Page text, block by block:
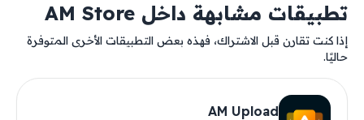
تطبيقات مشابهة داخل AM Store
إذا كنت تقارن قبل الاشتراك، فهذه بعض التطبيقات الأخرى المتوفرة
حاليًا.
AM Upload